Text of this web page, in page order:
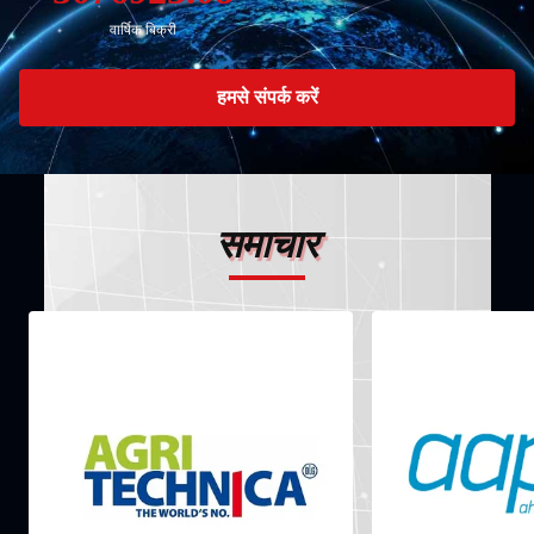
वार्षिक बिक्री
हमसे संपर्क करें
समाचार